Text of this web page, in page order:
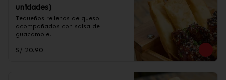
unidades)
Tequeños rellenos de queso
acompañados con salsa de
guacamole.
S/ 20.90